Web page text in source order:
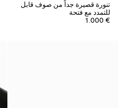
تنورة قصيرة جداً من صوف قابل
للتمدد مع فتحة
€ 1.000